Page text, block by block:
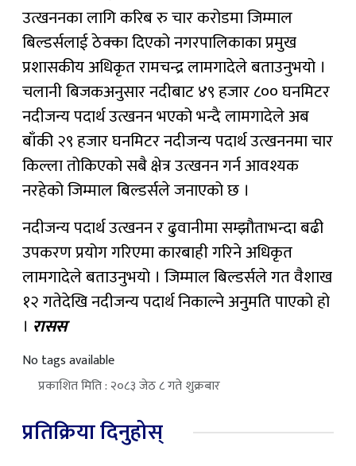
उत्खननका लागि करिब रु चार करोडमा जिम्माल
बिल्डर्सलाई ठेक्का दिएको नगरपालिकाका प्रमुख
प्रशासकीय अधिकृत रामचन्द्र लामगादेले बताउनुभयो ।
चलानी बिजकअनुसार नदीबाट ४९ हजार ८०० घनमिटर
नदीजन्य पदार्थ उत्खनन भएको भन्दै लामगादेले अब
बाँकी २९ हजार घनमिटर नदीजन्य पदार्थ उत्खननमा चार
किल्ला तोकिएको सबै क्षेत्र उत्खनन गर्न आवश्यक
नरहेको जिम्माल बिल्डर्सले जनाएको छ ।
नदीजन्य पदार्थ उत्खनन र ढुवानीमा सम्झौताभन्दा बढी
उपकरण प्रयोग गरिएमा कारबाही गरिने अधिकृत
लामगादेले बताउनुभयो । जिम्माल बिल्डर्सले गत वैशाख
१२ गतेदेखि नदीजन्य पदार्थ निकाल्ने अनुमति पाएको हो
। रासस
No tags available
प्रकाशित मिति : २०८३ जेठ ८ गते शुक्रबार
प्रतिक्रिया दिनुहोस्